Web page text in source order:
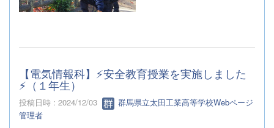
【電気情報科】⚡安全教育授業を実施しました
⚡（１年生）
投稿日時 : 2024/12/03
群馬県立太田工業高等学校Webページ
管理者